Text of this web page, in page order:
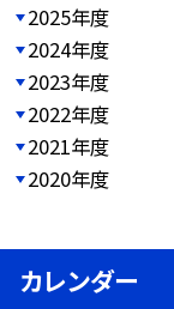
2025年度
2024年度
2023年度
2022年度
2021年度
2020年度
カレンダー